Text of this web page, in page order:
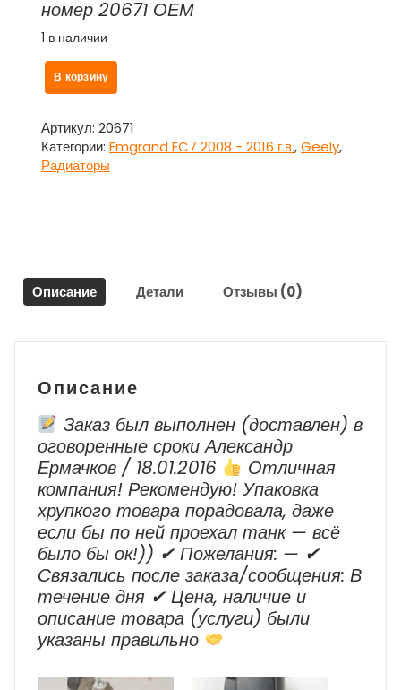
номер 20671 ОЕМ
1 в наличии
Количество
товара
ГУРа
Джили
Эмгранд
В корзину
Артикул: 20671
Категории: Emgrand EC7 2008 - 2016 г.в.,Geely,
Радиаторы
Описание Детали Отзывы (0)
Описание
Заказ был выполнен (доставлен) в
оговоренные сроки Александр
Ермачков / 18.01.2016
Отличная
компания! Рекомендую! Упаковка
хрупкого товара порадовала, даже
если бы по ней проехал танк — всё
было бы ок!)) ✔ Пожелания: — ✔
Cвязались после заказа/сообщения: В
течение дня ✔ Цена, наличие и
описание товара (услуги) были
указаны правильно